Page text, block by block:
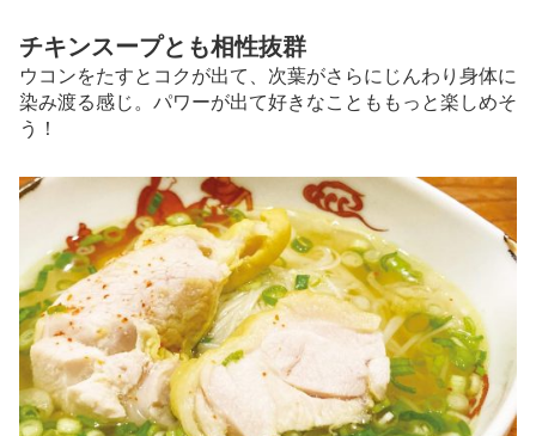
チキンスープとも相性抜群
ウコンをたすとコクが出て、次葉がさらにじんわり身体に
染み渡る感じ。パワーが出て好きなことももっと楽しめそ
う！